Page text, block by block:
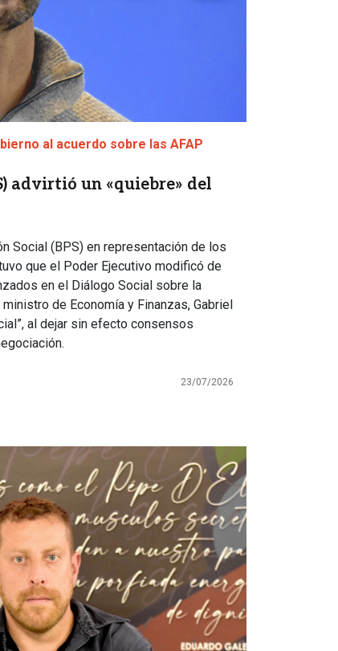
al acuerdo sobre las AFAP
advirtió un «quiebre» del
Social (BPS) en representación de los
que el Poder Ejecutivo modificó de
en el Diálogo Social sobre la
de Economía y Finanzas, Gabriel
al dejar sin efecto consensos
23/07/2026